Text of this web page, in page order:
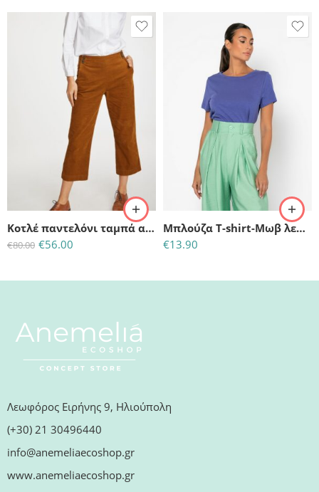
Κοτλέ παντελόνι ταμπά από οργανικό βαμβάκι
€80.00 €56.00
(L)-UK:14-EU:42
(L)-UK:16-EU:44
(M)-UK:12-EU:40
Μπλούζα T-shirt-Μωβ λεβάντα
€13.90
M/L
S/M
Λεωφόρος Ειρήνης 9, Ηλιούπολη
(+30) 21 30496440
info@anemeliaecoshop.gr
www.anemeliaecoshop.gr